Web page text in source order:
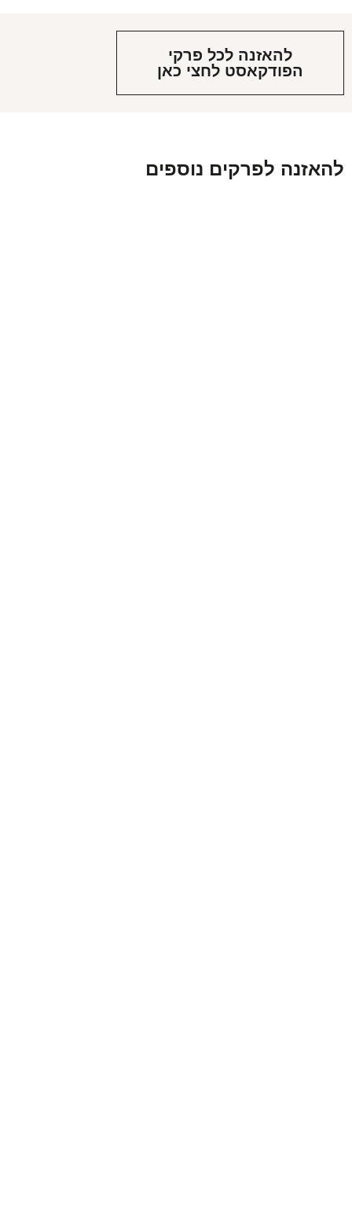
להאזנה לכל פרקי
הפודקאסט לחצי כאן
להאזנה לפרקים נוספים